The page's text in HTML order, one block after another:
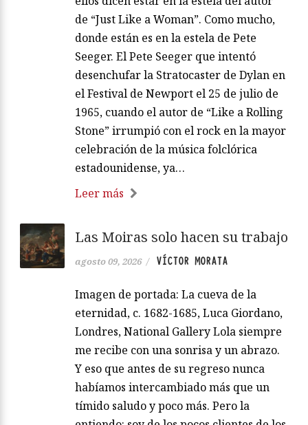
de “Just Like a Woman”. Como mucho,
donde están es en la estela de Pete
Seeger. El Pete Seeger que intentó
desenchufar la Stratocaster de Dylan en
el Festival de Newport el 25 de julio de
1965, cuando el autor de “Like a Rolling
Stone” irrumpió con el rock en la mayor
celebración de la música folclórica
estadounidense, ya…
Leer más
Las Moiras solo hacen su trabajo
agosto 09, 2026 / VÍCTOR MORATA
Imagen de portada: La cueva de la
eternidad, c. 1682-1685, Luca Giordano,
Londres, National Gallery Lola siempre
me recibe con una sonrisa y un abrazo.
Y eso que antes de su regreso nunca
habíamos intercambiado más que un
tímido saludo y poco más. Pero la